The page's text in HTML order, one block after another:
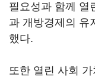
필요성과 함께 열
과 개방경제의 유
했다.
또한 열린 사회